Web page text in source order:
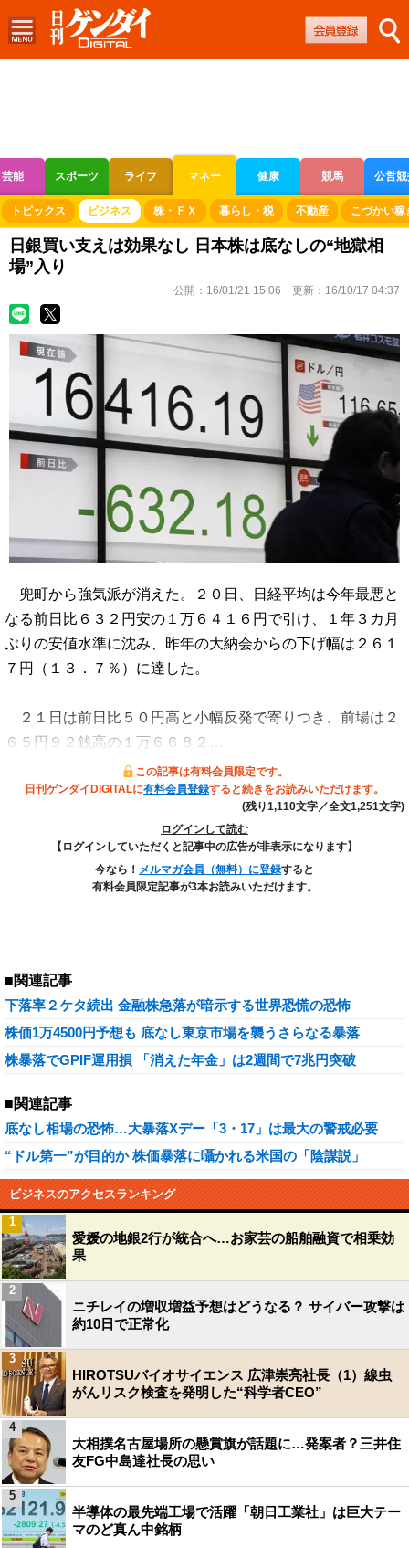
芸能 スポーツ ライフ マネー 健康 競馬 公営
ボートレース 競輪 オートレース
トピックス ビジネス 株・ＦＸ 暮らし・税 不動産 こづかい稼
日銀買い支えは効果なし 日本株は底なしの“地獄相
場”入り
公開： 16/01/21 15:06 更新： 16/10/17 04:37
兜町から強気派が消えた。２０日、日経平均は今年最悪と
なる前日比６３２円安の１万６４１６円で引け、１年３カ月
ぶりの安値水準に沈み、昨年の大納会からの下げ幅は２６１
７円（１３．７％）に達した。
２１日は前日比５０円高と小幅反発で寄りつき、前場は２
６５円９２銭高の１万６６８２…
この記事は有料会員限定です。
日刊ゲンダイDIGITALに有料会員登録すると続きをお読みいただけます。
(残り1,110文字／全文1,251文字)
ログインして読む
【ログインしていただくと記事中の広告が非表示になります】
今なら！ メルマガ会員（無料）に登録すると
有料会員限定記事が3本お読みいただけます。
■関連記事
下落率２ケタ続出 金融株急落が暗示する世界恐慌の恐怖
株価1万4500円予想も 底なし東京市場を襲うさらなる暴落
株暴落でGPIF運用損 「消えた年金」は2週間で7兆円突破
■関連記事
底なし相場の恐怖…大暴落Xデー「3・17」は最大の警戒必要
“ドル第一”が目的か 株価暴落に囁かれる米国の「陰謀説」
ビジネスのアクセスランキング
愛媛の地銀2行が統合へ…お家芸の船舶融資で相乗効
果
1
ニチレイの増収増益予想はどうなる？ サイバー攻撃は
約10日で正常化
2
HIROTSUバイオサイエンス 広津崇亮社長（1）線虫
がんリスク検査を発明した“科学者CEO”
3
大相撲名古屋場所の懸賞旗が話題に…発案者？三井住
友FG中島達社長の思い
4
半導体の最先端工場で活躍「朝日工業社」は巨大テー
マのど真ん中銘柄
5